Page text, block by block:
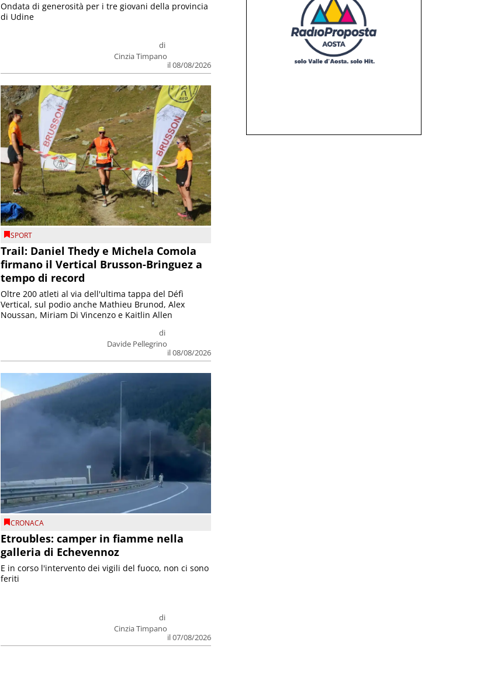
di
Cinzia Timpano
il 08/08/2026
Ondata di generosità per i tre giovani della provincia
di Udine
SPORT
Trail: Daniel Thedy e Michela Comola
firmano il Vertical Brusson-Bringuez a
tempo di record
di
Davide Pellegrino
il 08/08/2026
Oltre 200 atleti al via dell'ultima tappa del Défì
Vertical, sul podio anche Mathieu Brunod, Alex
Noussan, Miriam Di Vincenzo e Kaitlin Allen
CRONACA
Etroubles: camper in fiamme nella
galleria di Echevennoz
di
Cinzia Timpano
il 07/08/2026
E in corso l'intervento dei vigili del fuoco, non ci sono
feriti